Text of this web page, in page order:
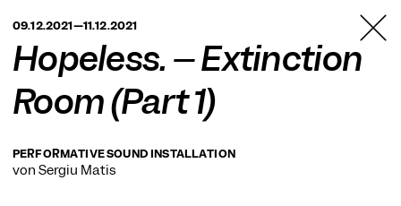
BERLIN
09.12.2021—11.12.2021
Hopeless. – Extinction
Room (Part 1)
PERFORMATIVE SOUND INSTALLATION
von Sergiu Matis